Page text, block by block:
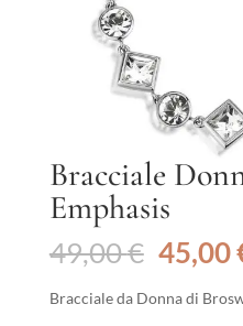
Bracciale
Emphasis
49,00€ Il
prezzo
45,00
Bracciale da Donna di